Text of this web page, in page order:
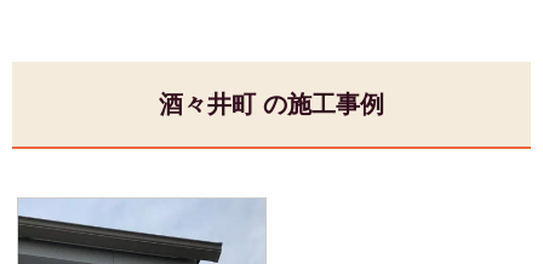
酒々井町 の施工事例